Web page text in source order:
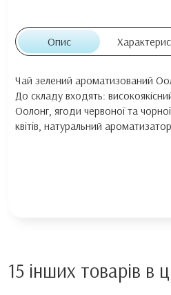
Опис
Чай зелений ароматизований
До складу входять:
Оолонг, ягоди червоної та
квітів, натуральний
15 інших товарів в